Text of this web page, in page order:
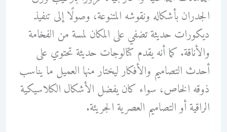
الجدران بأشكاله ونقوشه المتنوعة، وصولًا إلى تنفيذ
ديكورات حديثة تضفي على المكان لمسة من الفخامة
والأناقة. كما أنه يقدم كتالوجات حديثة تحتوي على
أحدث التصاميم والأفكار ليختار منها العميل ما يناسب
ذوقه الخاص، سواء كان يفضل الأشكال الكلاسيكية
الراقية أو التصاميم العصرية الجريئة.